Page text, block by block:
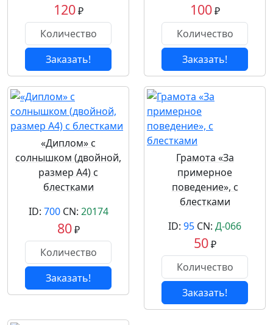
120₽
Заказать!
100₽
Заказать!
«Диплом» с
солнышком (двойной,
размер А4) с
блестками
ID: 700CN: 20174
80₽
Заказать!
Грамота «За
примерное
поведение», с
блестками
ID: 95 CN: Д-066
50₽
Заказать!